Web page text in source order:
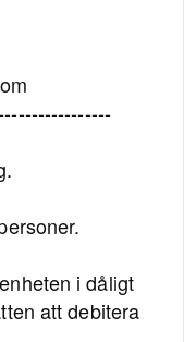
i dåligt
att debitera